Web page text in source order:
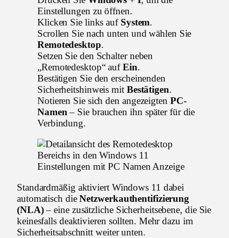
Einstellungen zu öffnen.
Klicken Sie links auf System.
Scrollen Sie nach unten und wählen Sie
Remotedesktop.
Setzen Sie den Schalter neben
„Remotedesktop“ aufEin.
Bestätigen Sie den erscheinenden
Sicherheitshinweis mit Bestätigen.
Notieren Sie sich den angezeigten PC-
Namen– Sie brauchen ihn später für die
Verbindung.
Standardmäßig aktiviert Windows 11 dabei
automatisch dieNetzwerkauthentifizierung
(NLA)– eine zusätzliche Sicherheitsebene, die Sie
keinesfalls deaktivieren sollten. Mehr dazu im
Sicherheitsabschnitt weiter unten.